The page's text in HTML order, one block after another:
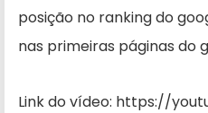
posição no ranking do
nas primeiras páginas do
Link do vídeo: https://